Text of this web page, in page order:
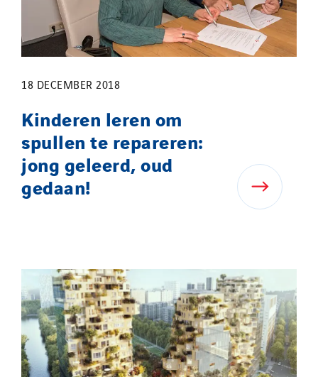
18 DECEMBER 2018
Kinderen leren om
spullen te repareren:
jong geleerd, oud
gedaan!